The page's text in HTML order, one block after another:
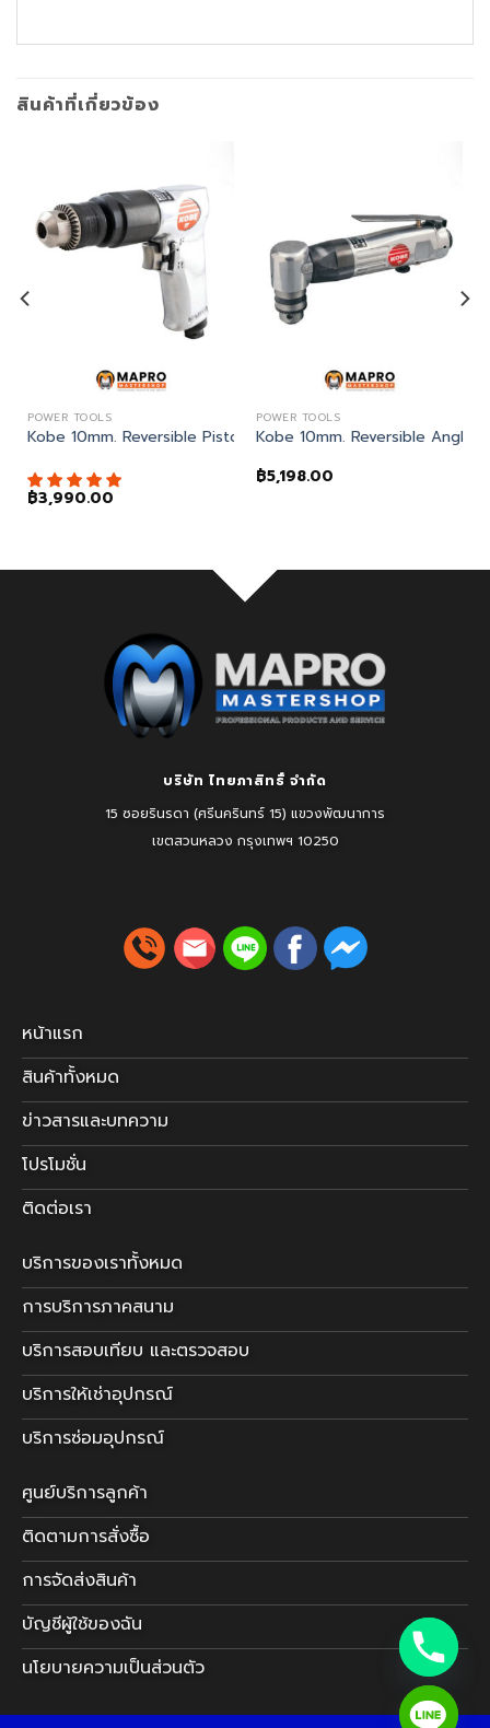
สินค้าที่เกี่ยวข้อง
POWER TOOLS
Kobe 10mm. Reversible Pistol Drill สว่านลมด้ามปืน
฿3,990.00
POWER TOOLS
Kobe 10mm. Reversible Angle
฿5,198.00
ขูดลอก 8″ THREE SQUARE ENGINEERS SCRAPER
LINO KNIFE
บริษัท ไทยภาสิทธิ์ จำกัด
15 ซอยรินรดา (ศรีนครินทร์ 15) แขวงพัฒนาการ
เขตสวนหลวง กรุงเทพฯ 10250
หน้าแรก
สินค้าทั้งหมด
ข่าวสารและบทความ
โปรโมชั่น
ติดต่อเรา
บริการของเราทั้งหมด
การบริการภาคสนาม
บริการสอบเทียบ และตรวจสอบ
บริการให้เช่าอุปกรณ์
บริการซ่อมอุปกรณ์
ศูนย์บริการลูกค้า
ติดตามการสั่งซื้อ
การจัดส่งสินค้า
บัญชีผู้ใช้ของฉัน
นโยบายความเป็นส่วนตัว